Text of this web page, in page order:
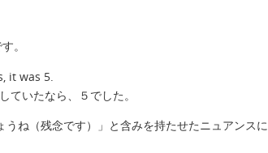
。
it was 5.
ていたなら、５でした。
ね（残念です）」と含みを持たせたニュアンスに